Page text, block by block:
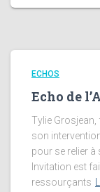
ECHOS
Echo de
Tylie
son
pour se relier à
Invitation est
ressourçants